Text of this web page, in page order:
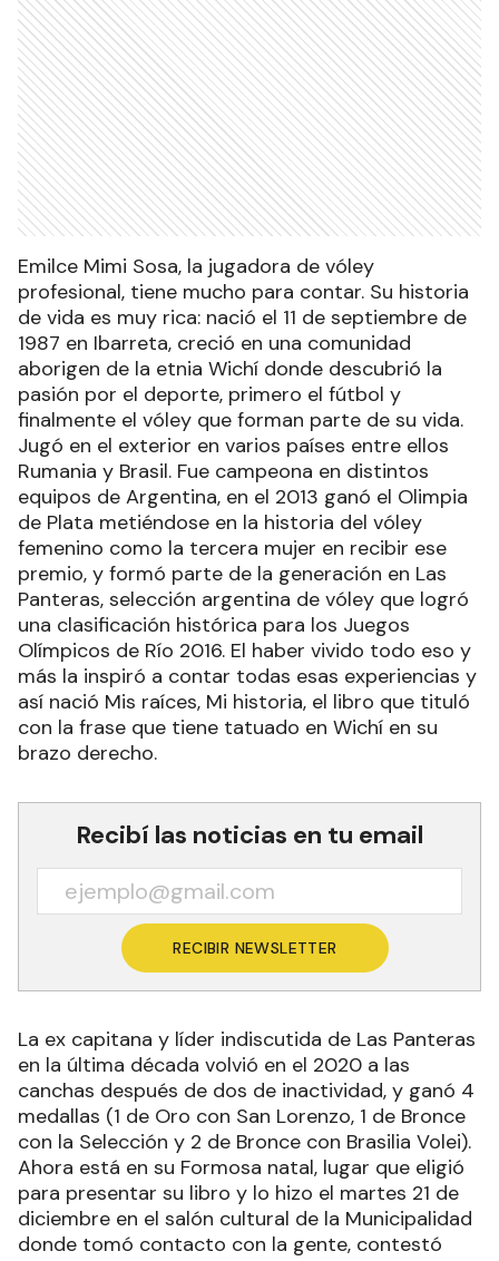
Emilce Mimi Sosa, la jugadora de vóley
profesional, tiene mucho para contar. Su historia
de vida es muy rica: nació el 11 de septiembre de
1987 en Ibarreta, creció en una comunidad
aborigen de la etnia Wichí donde descubrió la
pasión por el deporte, primero el fútbol y
finalmente el vóley que forman parte de su vida.
Jugó en el exterior en varios países entre ellos
Rumania y Brasil. Fue campeona en distintos
equipos de Argentina, en el 2013 ganó el Olimpia
de Plata metiéndose en la historia del vóley
femenino como la tercera mujer en recibir ese
premio, y formó parte de la generación en Las
Panteras, selección argentina de vóley que logró
una clasificación histórica para los Juegos
Olímpicos de Río 2016. El haber vivido todo eso y
más la inspiró a contar todas esas experiencias y
así nació Mis raíces, Mi historia, el libro que tituló
con la frase que tiene tatuado en Wichí en su
brazo derecho.
Recibí las noticias en tu email
RECIBIR NEWSLETTER
La ex capitana y líder indiscutida de Las Panteras
en la última década volvió en el 2020 a las
canchas después de dos de inactividad, y ganó 4
medallas (1 de Oro con San Lorenzo, 1 de Bronce
con la Selección y 2 de Bronce con Brasilia Volei).
Ahora está en su Formosa natal, lugar que eligió
para presentar su libro y lo hizo el martes 21 de
diciembre en el salón cultural de la Municipalidad
donde tomó contacto con la gente, contestó